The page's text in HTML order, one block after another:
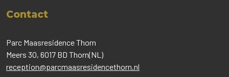
Contact
Parc Maasresidence Thorn
Meers 30, 6017 BD Thorn(NL)
reception@parcmaasresidencethorn.nl